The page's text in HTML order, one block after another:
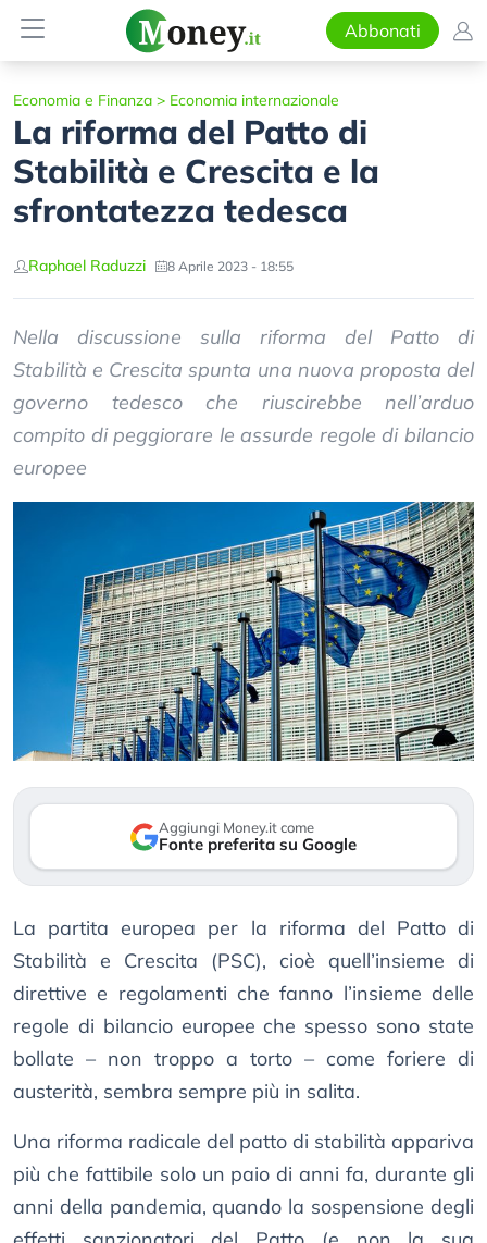
Abbonati
Economia e Finanza > Economia internazionale
La riforma del Patto di
Stabilità e Crescita e la
sfrontatezza tedesca
Raphael Raduzzi 8 Aprile 2023 - 18:55
Nella discussione sulla riforma del Patto di
Stabilità e Crescita spunta una nuova proposta del
governo tedesco che riuscirebbe nell’arduo
compito di peggiorare le assurde regole di bilancio
europee
Aggiungi Money.it come
Fonte preferita su Google
La partita europea per la riforma del Patto di
Stabilità e Crescita (PSC), cioè quell’insieme di
direttive e regolamenti che fanno l’insieme delle
regole di bilancio europee che spesso sono state
bollate – non troppo a torto – come foriere di
austerità, sembra sempre più in salita.
Una riforma radicale del patto di stabilità appariva
più che fattibile solo un paio di anni fa, durante gli
anni della pandemia, quando la sospensione degli